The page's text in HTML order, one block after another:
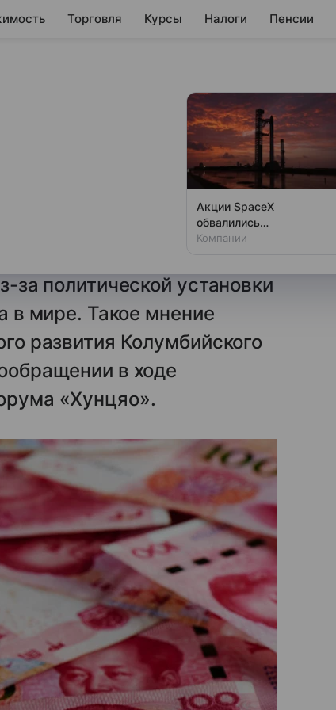
Торговля Курсы Налоги Пенсии
за политической установки
в мире. Такое мнение
развития Колумбийского
в ходе
«Хунцяо».
Акции SpaceX
обвалились
одновременно с аварией
Компании